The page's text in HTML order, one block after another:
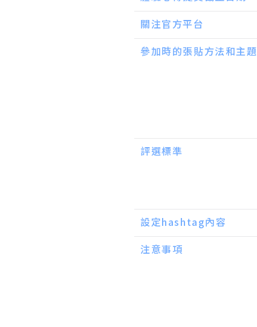
關注官方平台
參加時的張貼方法和主題
評選標準
設定hashtag內容
注意事項